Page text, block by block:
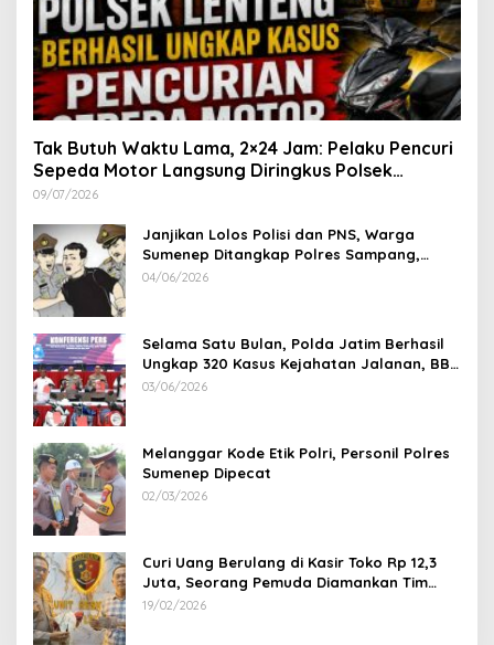
Tak Butuh Waktu Lama, 2×24 Jam: Pelaku Pencuri
Sepeda Motor Langsung Diringkus Polsek
Lenteng di Wilayah Manding
09/07/2026
Janjikan Lolos Polisi dan PNS, Warga
Sumenep Ditangkap Polres Sampang,
Korban Rugi Rp 600 juta
04/06/2026
Selama Satu Bulan, Polda Jatim Berhasil
Ungkap 320 Kasus Kejahatan Jalanan, BB
100 Sepeda Motor dan 12 Mobil Diamankan
03/06/2026
Melanggar Kode Etik Polri, Personil Polres
Sumenep Dipecat
02/03/2026
Curi Uang Berulang di Kasir Toko Rp 12,3
Juta, Seorang Pemuda Diamankan Tim
Reskrim Polsek Lenteng Sumenep
19/02/2026